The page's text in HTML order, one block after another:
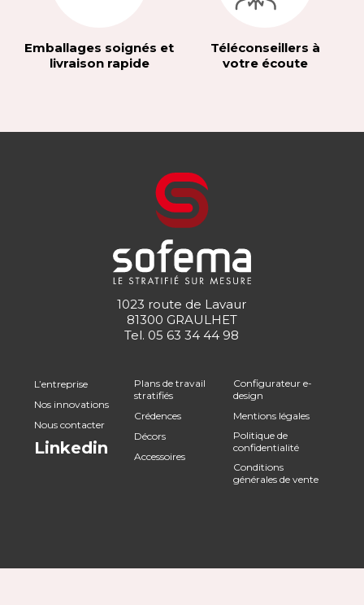
Emballages soignés et
livraison rapide
Téléconseillers à
votre écoute
1023 route de Lavaur
81300 GRAULHET
Tel. 05 63 34 44 98
L’entreprise
Nos innovations
Nous contacter
Linkedin
Plans de travail
stratifiés
Crédences
Décors
Accessoires
Configurateur e-
design
Mentions légales
Politique de
confidentialité
Conditions
générales de vente